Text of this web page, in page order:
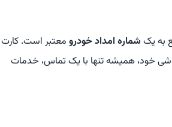
به یک شماره امداد خودرو معتبر است. کارت
گوشی خود، همیشه تنها با یک تماس، خدمات